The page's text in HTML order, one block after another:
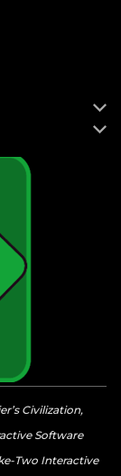
Civilization,
Software
Two Interactive